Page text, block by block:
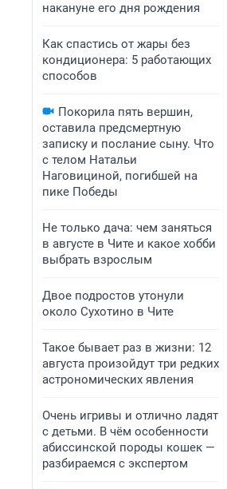
накануне его дня рождения
Как спастись от жары без
кондиционера: 5 работающих
способов
Покорила пять вершин,
оставила предсмертную
записку и послание сыну. Что
с телом Натальи
Наговициной, погибшей на
пике Победы
Не только дача: чем заняться
в августе в Чите и какое хобби
выбрать взрослым
Двое подростов утонули
около Сухотино в Чите
Такое бывает раз в жизни: 12
августа произойдут три редких
астрономических явления
Очень игривы и отлично ладят
с детьми. В чём особенности
абиссинской породы кошек —
разбираемся с экспертом